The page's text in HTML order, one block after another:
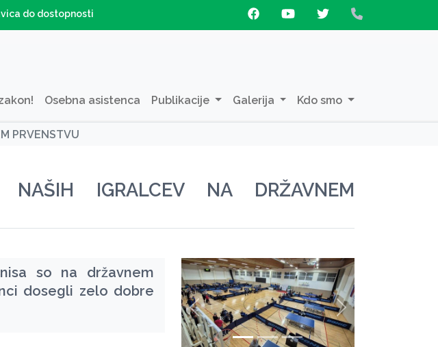
do dostopnosti
Osebna asistenca Publikacije Galerija Kdo smo
PRVENSTVU
NAŠIH IGRALCEV NA DRŽAVNEM
so na državnem
dosegli zelo dobre
zurück weiter